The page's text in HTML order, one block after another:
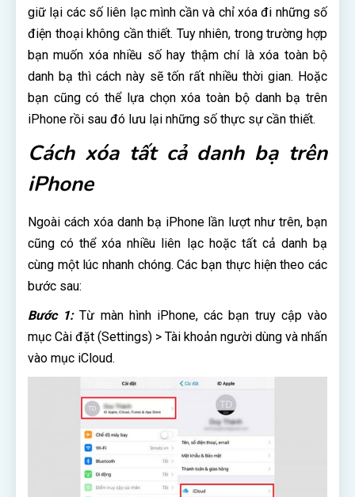
giữ lại các số liên lạc mình cần và chỉ xóa đi những số
điện thoại không cần thiết. Tuy nhiên, trong trường hợp
bạn muốn xóa nhiều số hay thậm chí là xóa toàn bộ
danh bạ thì cách này sẽ tốn rất nhiều thời gian. Hoặc
bạn cũng có thể lựa chọn xóa toàn bộ danh bạ trên
iPhone rồi sau đó lưu lại những số thực sự cần thiết.
Cách xóa tất cả danh bạ trên
iPhone
Ngoài cách xóa danh bạ iPhone lần lượt như trên, bạn
cũng có thể xóa nhiều liên lạc hoặc tất cả danh bạ
cùng một lúc nhanh chóng. Các bạn thực hiện theo các
bước sau:
Bước 1:Từ màn hình iPhone, các bạn truy cập vào
mục Cài đặt (Settings) > Tài khoản người dùng và nhấn
vào mục iCloud.